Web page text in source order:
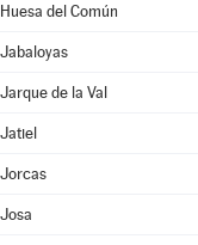
Huesa del Común
Jabaloyas
Jarque de la Val
Jatiel
Jorcas
Josa